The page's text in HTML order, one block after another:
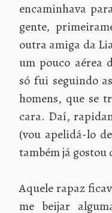
encaminhava
gente,
outra amiga da
um pouco aérea
só fui seguindo
homens, que se
cara. Daí,
(vou apelidá-lo
também já gostou
Aquele rapaz
me beijar